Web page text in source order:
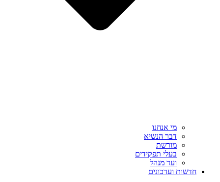
מי אנחנו
דבר הנשיא
מורשת
בעלי תפקידים
ועד מנהל
חדשות ועדכונים